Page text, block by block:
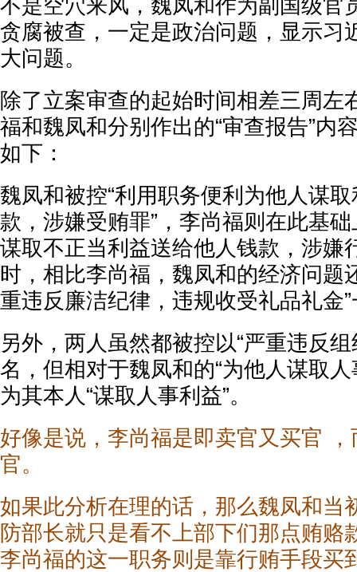
不是空穴来风，魏凤和作为副国级官
贪腐被查，一定是政治问题，显示习
大问题。
除了立案审查的起始时间相差三周左
福和魏凤和分别作出的“审查报告”内
如下：
魏凤和被控“利用职务便利为他人谋
款，涉嫌受贿罪”，李尚福则在此基
谋取不正当利益送给他人钱款，涉嫌
时，相比李尚福，魏凤和的经济问题
重违反廉洁纪律，违规收受礼品礼金
另外，两人虽然都被控以“严重违反组
名，但相对于魏凤和的“为他人谋取
为其本人“谋取人事利益”。
好像是说，李尚福是即卖官又买官
官。
如果此分析在理的话，那么魏凤和当
防部长就只是看不上部下们那点贿赂
李尚福的这一职务则是靠行贿手段买